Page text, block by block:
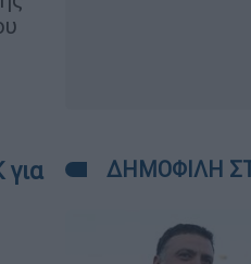
ΔΗΜΟΦΙΛΗ